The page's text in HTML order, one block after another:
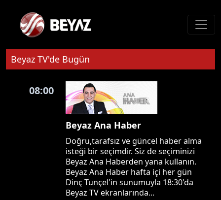
Beyaz TV'de Bugün
08:00
Beyaz Ana Haber
Doğru,tarafsız ve güncel haber alma
isteği bir seçimdir. Siz de seçiminizi
Beyaz Ana Haberden yana kullanın.
Beyaz Ana Haber hafta içi her gün
Dinç Tunçel'in sunumuyla 18:30'da
Beyaz TV ekranlarında...